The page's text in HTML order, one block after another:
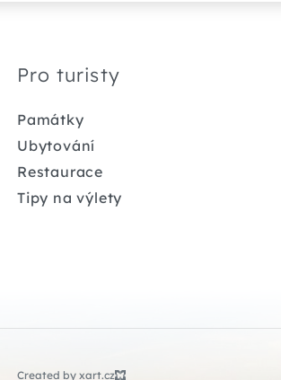
Pro turisty
Památky
Ubytování
Restaurace
Tipy na výlety
Created by xart.cz